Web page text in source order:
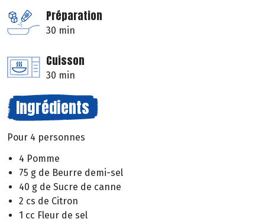
Préparation
30 min
Cuisson
30 min
Ingrédients
Pour 4 personnes
4 Pomme
75 g de Beurre demi-sel
40 g de Sucre de canne
2 cs de Citron
1 cc Fleur de sel